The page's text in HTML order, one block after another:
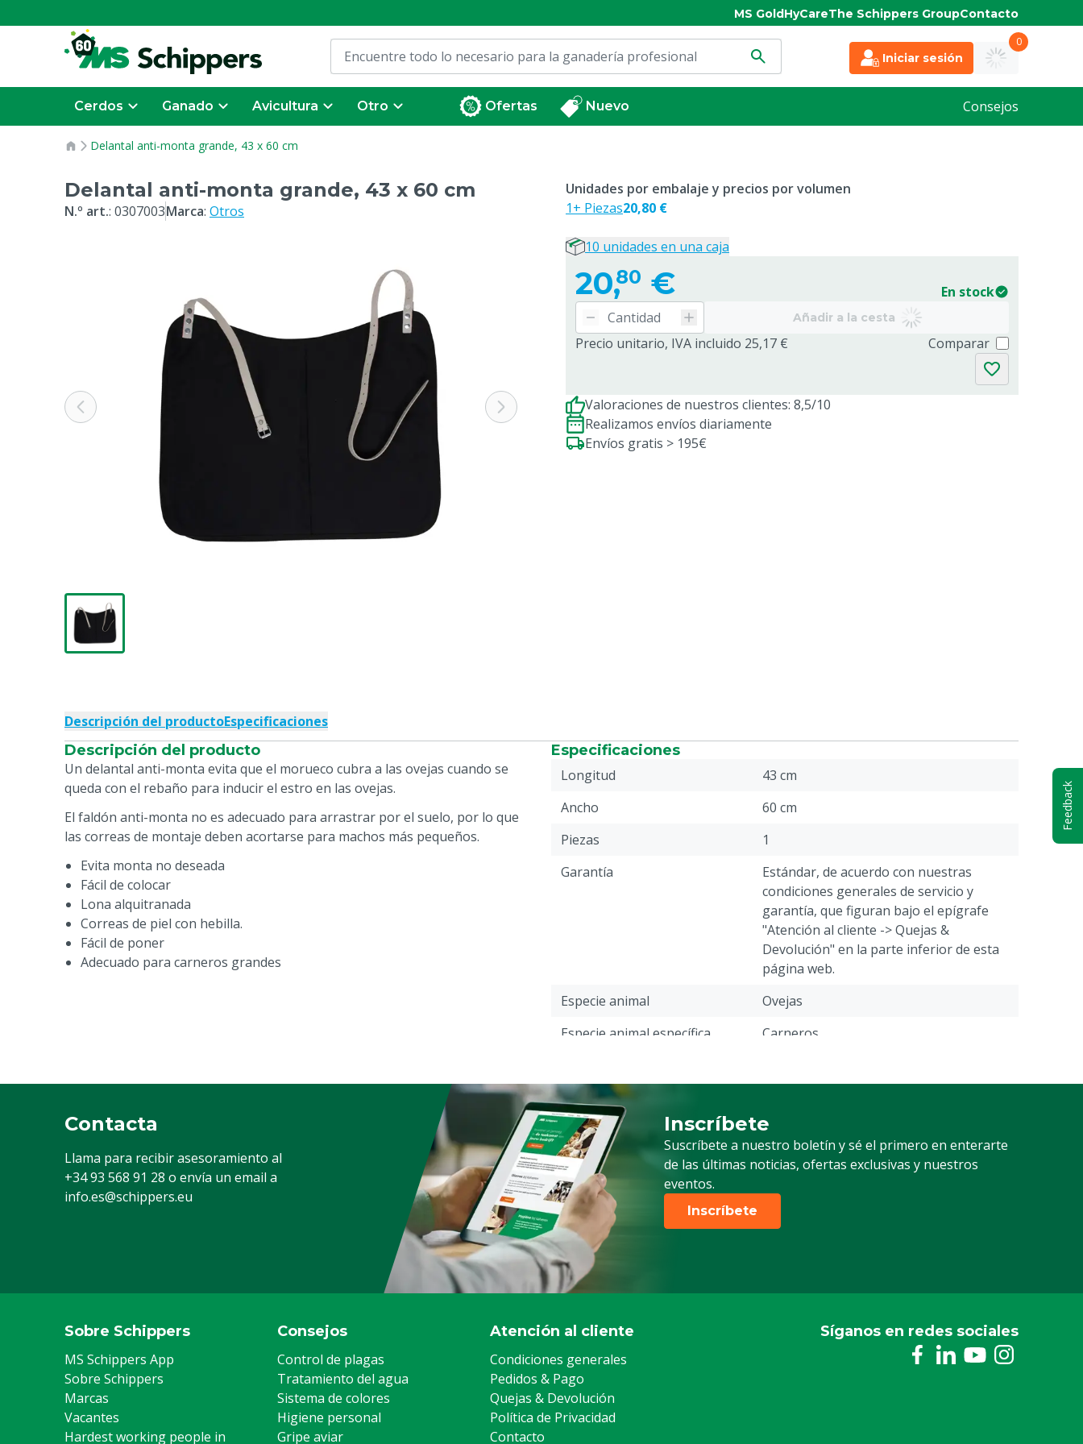
MS GoldHyCareThe Schippers GroupContacto
Iniciar sesión
0
Cerdos Ganado Avicultura Otro Ofertas Nuevo Consejos
Delantal anti-monta grande, 43 x 60 cm
Delantal anti-monta grande, 43 x 60 cm
N.º art.: 0307003Marca: Otros
20,80 € En stock
Añadir a la cesta
Precio unitario, IVA incluido 25,17 € Comparar
Unidades por embalaje y precios por volumen
1+ Piezas20,80 €
10 unidades en una caja
Valoraciones de nuestros clientes: 8,5/10
Realizamos envíos diariamente
Envíos gratis > 195€
Descripción del productoEspecificaciones
Descripción del producto
Un delantal anti-monta evita que el morueco cubra a las ovejas cuando se
queda con el rebaño para inducir el estro en las ovejas.
El faldón anti-monta no es adecuado para arrastrar por el suelo, por lo que
las correas de montaje deben acortarse para machos más pequeños.
Evita monta no deseada
Fácil de colocar
Lona alquitranada
Correas de piel con hebilla.
Fácil de poner
Adecuado para carneros grandes
Especificaciones
Longitud
43 cm
Ancho
60 cm
Piezas
1
Garantía
Estándar, de acuerdo con nuestras
condiciones generales de servicio y
garantía, que figuran bajo el epígrafe
"Atención al cliente -> Quejas &
Devolución" en la parte inferior de esta
página web.
Especie animal
Ovejas
Especie animal específica
Carneros
Contacta
Llama para recibir asesoramiento al
+34 93 568 91 28 o envía un email a
info.es@schippers.eu
Inscríbete
Suscríbete a nuestro boletín y sé el primero en enterarte
de las últimas noticias, ofertas exclusivas y nuestros
eventos.
Suscripción a nuestro boletín
Inscríbete
Sobre Schippers
MS Schippers App
Sobre Schippers
Marcas
Vacantes
Hardest working people in
Consejos
Control de plagas
Tratamiento del agua
Sistema de colores
Higiene personal
Gripe aviar
Atención al cliente
Condiciones generales
Pedidos & Pago
Quejas & Devolución
Política de Privacidad
Contacto
Síganos en redes sociales
Feedback